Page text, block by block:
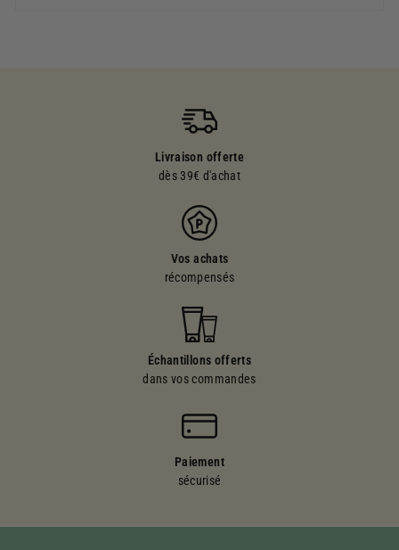
Livraison offerte
dès 39€ d'achat
Vos achats
récompensés
Échantillons offerts
dans vos commandes
Paiement
sécurisé